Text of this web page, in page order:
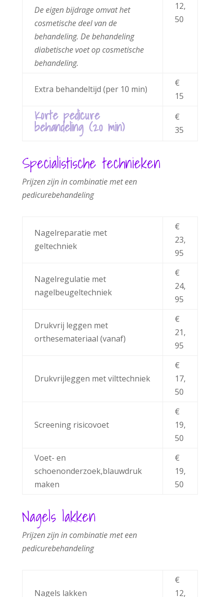
De eigen bijdrage omvat het
cosmetische deel van de
behandeling. De behandeling
diabetische voet op cosmetische
behandeling.
12,
50
Extra behandeltijd (per 10 min)
€
15
Korte pedicure
behandeling (20 min)
€
35
Specialistische technieken
Prijzenzijnincombinatiemeteen
pedicurebehandeling
Nagelreparatie met
geltechniek
€
23,
95
Nagelregulatie met
nagelbeugeltechniek
€
24,
95
Drukvrij leggen met
orthesemateriaal (vanaf)
€
21,
95
Drukvrijleggen met vilttechniek
€
17,
50
Screening risicovoet
€
19,
50
Voet- en
schoenonderzoek,blauwdruk
maken
€
19,
50
Nagels lakken
Prijzenzijnincombinatiemeteen
pedicurebehandeling
Nagels lakken
€
12,